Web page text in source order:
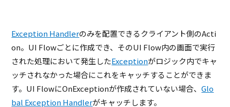
Exception Handlerのみを配置できるクライアント側のActi
on。UI Flowごとに作成でき、そのUI Flow内の画面で実行
された処理において発生したExceptionがロジック内でキャ
ッチされなかった場合にこれをキャッチすることができま
す。UI FlowにOnExceptionが作成されていない場合、Glo
bal Exception Handlerがキャッチします。